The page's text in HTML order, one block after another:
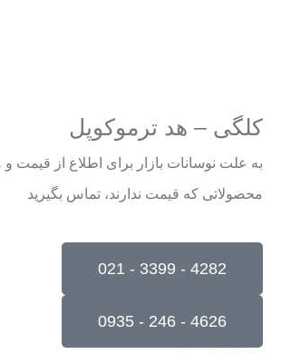
کلگی – هد ترموکوپل
به علت نوسانات بازار برای اطلاع از قیمت
محصولاتی که قیمت ندارند، تماس بگیرید
4282 - 3399 - 021
4626 - 246 - 0935